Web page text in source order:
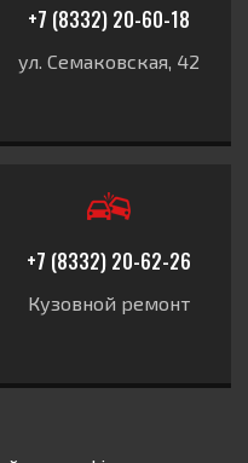
+7 (8332) 20-60-18
ул. Семаковская, 42
+7 (8332) 20-62-26
Кузовной ремонт